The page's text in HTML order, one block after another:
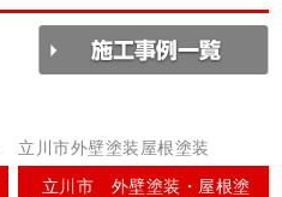
立川市外壁塗装屋根塗装
立川市 外壁塗装・屋根塗